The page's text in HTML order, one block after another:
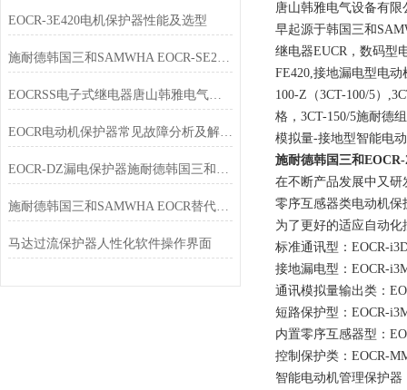
EOCR-3E420电机保护器性能及选型
施耐德韩国三和SAMWHA EOCR-SE2新旧产品替代表
EOCRSS电子式继电器唐山韩雅电气供应型号列表
EOCR电动机保护器常见故障分析及解决方法
EOCR-DZ漏电保护器施耐德韩国三和电动机保护继电器
施耐德韩国三和SAMWHA EOCR替代表（2）
马达过流保护器人性化软件操作界面
唐山韩雅电气设备有
早起源于韩国三和
继电器EUCR，数码型
FE420,接地漏电型电动
100-Z（3CT-100/5）
格，3CT-150/5施耐德
模拟量-接地型智能电
施耐德韩国三和
在不断产品发展中又研
零序互感器类电动机保
为了更好的适应自动
标准通讯型：EOCR-
接地漏电型：EOCR-
通讯模拟量输出类：
短路保护型：EOCR-
内置零序互感器型：
控制保护类：EOCR-
智能电动机管理保护器